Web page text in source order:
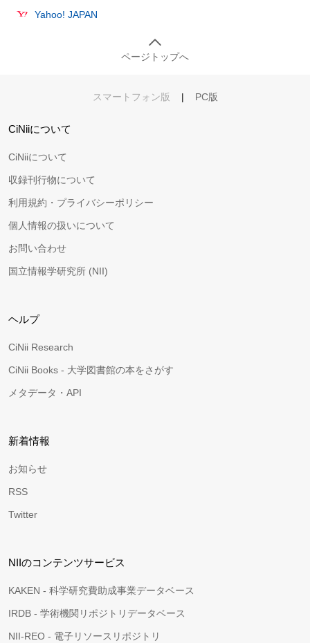
Yahoo! JAPAN
ページトップへ
スマートフォン版 | PC版
CiNiiについて
CiNiiについて
収録刊行物について
利用規約・プライバシーポリシー
個人情報の扱いについて
お問い合わせ
国立情報学研究所 (NII)
ヘルプ
CiNii Research
CiNii Books - 大学図書館の本をさがす
メタデータ・API
新着情報
お知らせ
RSS
Twitter
NIIのコンテンツサービス
KAKEN - 科学研究費助成事業データベース
IRDB - 学術機関リポジトリデータベース
NII-REO - 電子リソースリポジトリ